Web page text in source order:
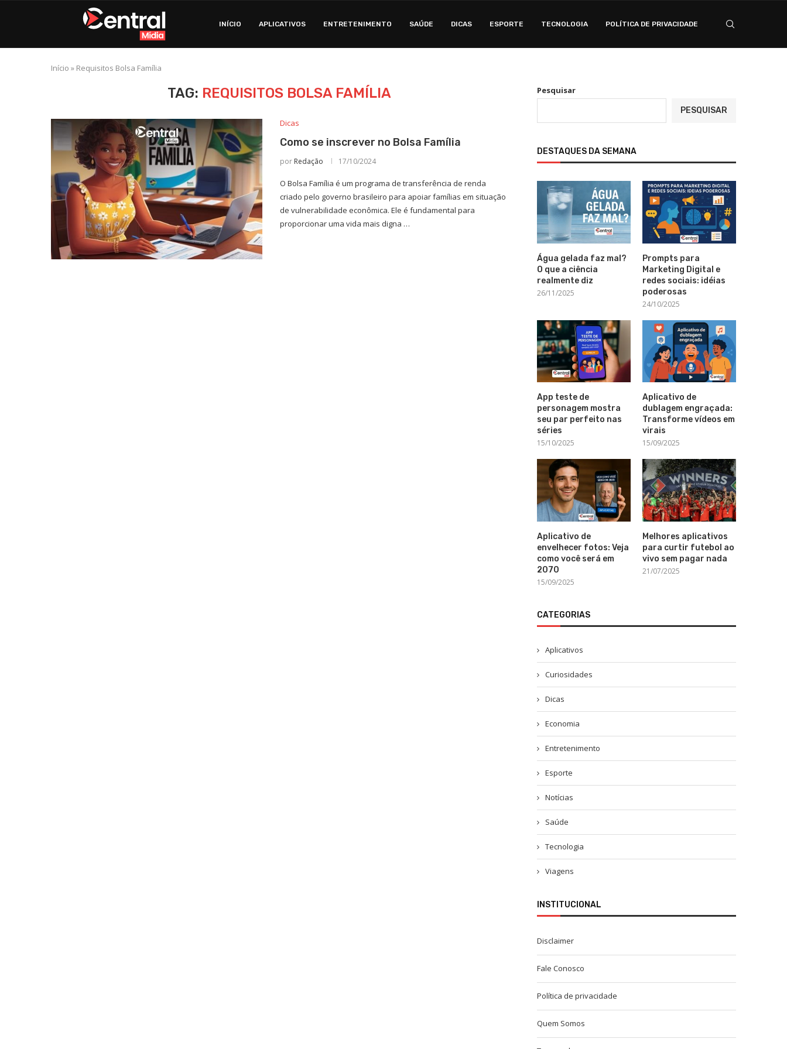
INÍCIO APLICATIVOS ENTRETENIMENTO SAÚDE DICAS ESPORTE TECNOLOGIA POLÍTICA DE PRIVACIDADE
Início » Requisitos Bolsa Família
TAG: REQUISITOS BOLSA FAMÍLIA
Dicas
Como se inscrever no Bolsa Família
por Redação 17/10/2024
O Bolsa Família é um programa de transferência de renda
criado pelo governo brasileiro para apoiar famílias em situação
de vulnerabilidade econômica. Ele é fundamental para
proporcionar uma vida mais digna …
Pesquisar
PESQUISAR
DESTAQUES DA SEMANA
Água gelada faz mal?
O que a ciência
realmente diz
26/11/2025
Prompts para
Marketing Digital e
redes sociais: idéias
poderosas
24/10/2025
App teste de
personagem mostra
seu par perfeito nas
séries
15/10/2025
Aplicativo de
dublagem engraçada:
Transforme vídeos em
virais
15/09/2025
Aplicativo de
envelhecer fotos: Veja
como você será em
2070
15/09/2025
Melhores aplicativos
para curtir futebol ao
vivo sem pagar nada
21/07/2025
CATEGORIAS
Aplicativos
Curiosidades
Dicas
Economia
Entretenimento
Esporte
Notícias
Saúde
Tecnologia
Viagens
INSTITUCIONAL
Disclaimer
Fale Conosco
Política de privacidade
Quem Somos